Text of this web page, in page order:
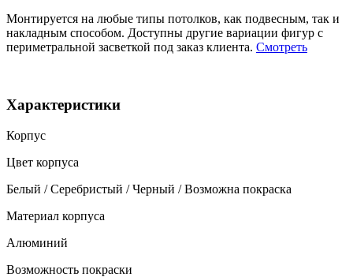
Монтируется на любые типы потолков, как подвесным, так и
накладным способом. Доступны другие вариации фигур с
периметральной засветкой под заказ клиента. Смотреть
Характеристики
Корпус
Цвет корпуса
Белый / Серебристый / Черный / Возможна покраска
Материал корпуса
Алюминий
Возможность покраски